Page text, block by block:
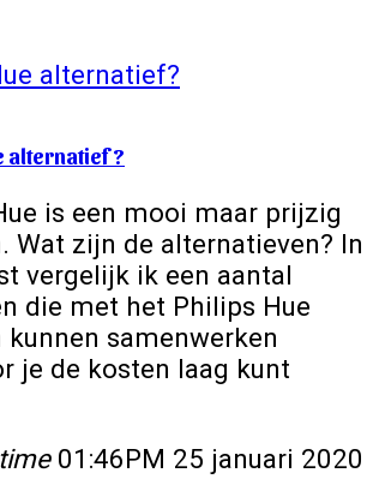
alternatief?
is een mooi maar prijzig
Wat zijn de alternatieven? In
vergelijk ik een aantal
die met het Philips Hue
kunnen samenwerken
je de kosten laag kunt
01:46PM 25 januari 2020